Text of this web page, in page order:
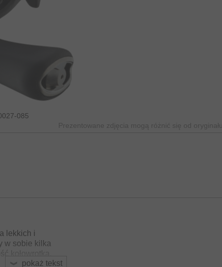
085
Prezentowane zdjęcia mogą różnić się od oryginału.
pokaż tekst
lekkich i
w sobie kilka
kołowrotka.